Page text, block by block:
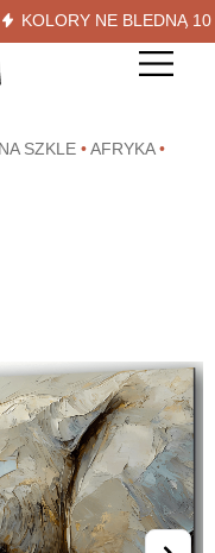
NE BLEDNĄ 10 LAT
SZKLE • AFRYKA•